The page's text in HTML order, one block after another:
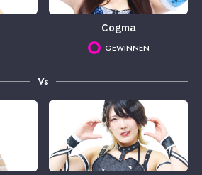
Cogma
GEWINNEN
Vs